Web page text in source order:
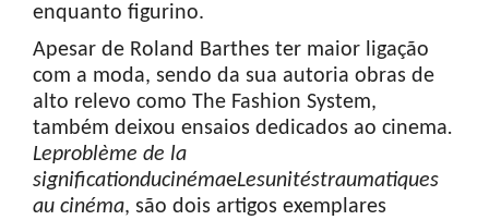
enquanto figurino.
Apesar de Roland Barthes ter maior ligação
com a moda, sendo da sua autoria obras de
alto relevo como The Fashion System,
também deixou ensaios dedicados ao cinema.
Leproblème de la
significationducinémaeLesunitéstraumatiques
au cinéma, são dois artigos exemplares